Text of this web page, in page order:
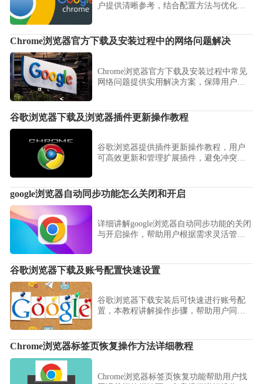
户提供清晰参考，结合配置方法与优化思
Chrome浏览器官方下载及安装过程中的网络问题解决
Chrome浏览器官方下载及安装过程中常见
网络问题提供实用解决方案，保障用户下
谷歌浏览器下载及浏览器插件更新操作教程
谷歌浏览器提供插件更新操作教程，用户
可高效更新和管理扩展插件，避免冲突，
google浏览器自动同步功能怎么关闭和开启
详细讲解google浏览器自动同步功能的关闭
与开启操作，帮助用户根据需求灵活管理
谷歌浏览器下载及账号配置快速设置
谷歌浏览器下载安装后可快速进行账号配
置，本教程讲解操作步骤，帮助用户同步
Chrome浏览器标签页恢复操作方法详细教程
Chrome浏览器标签页恢复功能帮助用户找